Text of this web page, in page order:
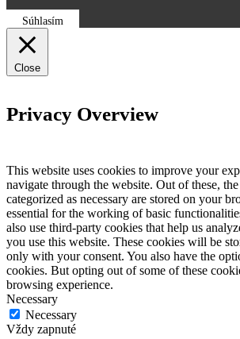
Súhlasím
Close
Privacy Overview
This website uses cookies to improve your
navigate through the website. Out of these,
categorized as necessary are stored on your
essential for the working of basic
also use third-party cookies that help us
you use this website. These cookies will be
only with your consent. You also have the
cookies. But opting out of some of these
browsing experience.
Necessary
Necessary
Vždy zapnuté